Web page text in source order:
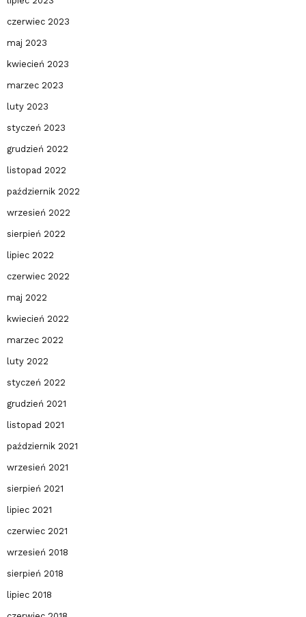
czerwiec 2023
maj 2023
kwiecień 2023
marzec 2023
luty 2023
styczeń 2023
grudzień 2022
listopad 2022
październik 2022
wrzesień 2022
sierpień 2022
lipiec 2022
czerwiec 2022
maj 2022
kwiecień 2022
marzec 2022
luty 2022
styczeń 2022
grudzień 2021
listopad 2021
październik 2021
wrzesień 2021
sierpień 2021
lipiec 2021
czerwiec 2021
wrzesień 2018
sierpień 2018
lipiec 2018